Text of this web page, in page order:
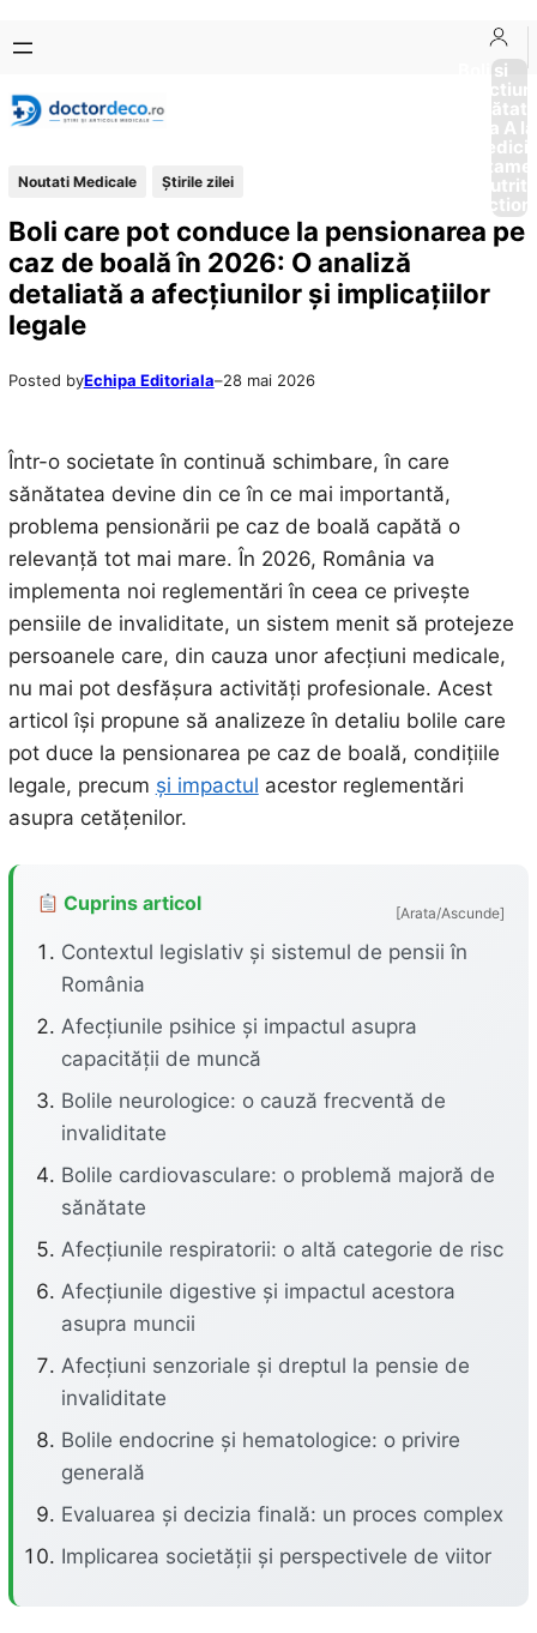
conținut
content
Boli si
Afectiuni
Sănătate
de la A
Noutati Medicale Știrile zilei
Boli care pot conduce la pensionarea pe
caz de boală în 2026: O analiză
detaliată a afecțiunilor și implicațiilor
legale
Posted byEchipa Editoriala–28 mai 2026
Într-o societate în continuă schimbare, în care
sănătatea devine din ce în ce mai importantă,
problema pensionării pe caz de boală capătă o
relevanță tot mai mare. În 2026, România va
implementa noi reglementări în ceea ce privește
pensiile de invaliditate, un sistem menit să protejeze
persoanele care, din cauza unor afecțiuni medicale,
nu mai pot desfășura activități profesionale. Acest
articol își propune să analizeze în detaliu bolile care
pot duce la pensionarea pe caz de boală, condițiile
legale, precum și impactul acestor reglementări
asupra cetățenilor.
Cuprins articol [Arata/Ascunde]
Contextul legislativ și sistemul de pensii în
România
Afecțiunile psihice și impactul asupra
capacității de muncă
Bolile neurologice: o cauză frecventă de
invaliditate
Bolile cardiovasculare: o problemă majoră de
sănătate
Afecțiunile respiratorii: o altă categorie de risc
Afecțiunile digestive și impactul acestora
asupra muncii
Afecțiuni senzoriale și dreptul la pensie de
invaliditate
Bolile endocrine și hematologice: o privire
generală
Evaluarea și decizia finală: un proces complex
Implicarea societății și perspectivele de viitor